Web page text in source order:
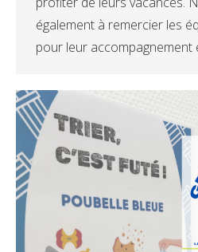
également à remercier les
pour leur accompagnement